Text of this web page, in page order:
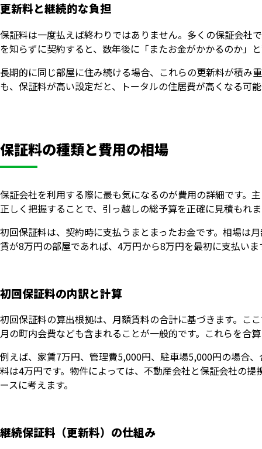
更新料と継続的な負担
保証料は一度払えば終わりではありません。多くの保証会社
を知らずに契約すると、数年後に「またお金がかかるのか」
長期的に同じ部屋に住み続ける場合、これらの更新料が積み
も、保証料が高い設定だと、トータルの住居費が高くなる可
保証料の種類と費用の相場
保証会社を利用する際に最も気になるのが費用の詳細です。
正しく把握することで、引っ越しの総予算を正確に見積もれ
初回保証料は、契約時に支払うまとまったお金です。相場は
賃が8万円の部屋であれば、4万円から8万円を最初に支払い
初回保証料の内訳と計算
初回保証料の算出根拠は、月額賃料の合計に基づきます。こ
月の町内会費なども含まれることが一般的です。これらを合
例えば、家賃7万円、管理費5,000円、駐車場5,000円の場合
料は4万円です。物件によっては、不動産会社と保証会社の
ースに考えます。
継続保証料（更新料）の仕組み